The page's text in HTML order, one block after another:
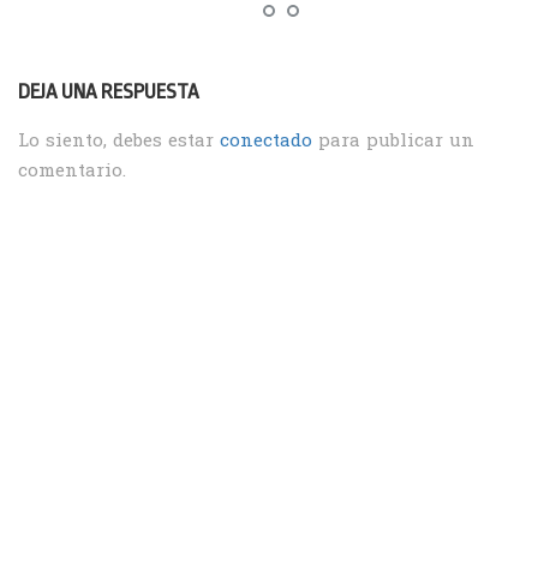
DEJA UNA RESPUESTA
Lo siento, debes estar conectado para publicar un
comentario.